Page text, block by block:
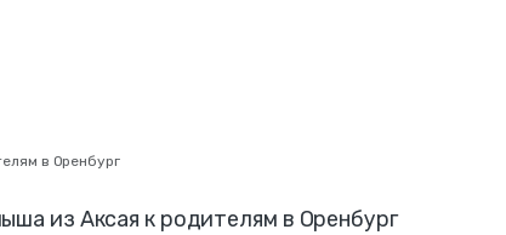
в Оренбург